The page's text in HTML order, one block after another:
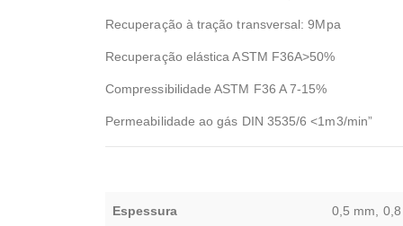
Recuperação à tração transversal: 9Mpa
Recuperação elástica ASTM F36A>50%
Compressibilidade ASTM F36 A 7-15%
Permeabilidade ao gás DIN 3535/6 <1m3/min”
Espessura 0,5 mm,